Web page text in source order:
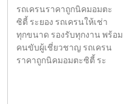
รถเครนราคาถูกนิคมอมตะ
ซิตี้ ระยอง รถเครนให้เช่า
ทุกขนาด รองรับทุกงาน พร้อม
คนขับผู้เชี่ยวชาญ รถเครน
ราคาถูกนิคมอมตะซิตี้ ระ